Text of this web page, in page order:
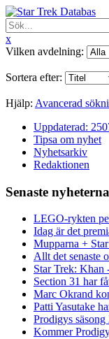
x
Vilken avdelning:
Sortera efter:
Hjälp: Avancerad
Uppdaterad:
Tipsa om nyhet
Nyhetsarkiv
Redaktionen
Senaste nyheterna
LEGO-rykten
Idag är det
Mupparna +
Allt det senaste
Star Trek: Khan
Section 31 har
Marc Okrand
Patti Yasutake
Prodigys
Kommer